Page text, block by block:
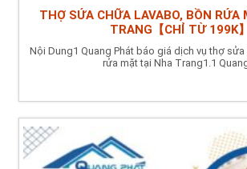
THỢ SỬA CHỮA LAVABO, BỒN RỬA
TRANG【CHỈ TỪ 199K】
Nội Dung1 Quang Phát báo giá dịch vụ thợ
rửa mặt tại Nha Trang1.1